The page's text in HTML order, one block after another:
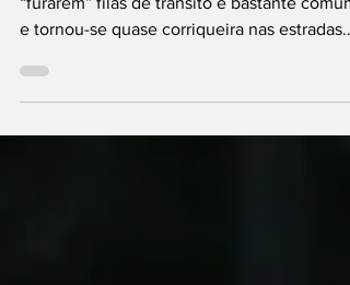
com motos é proibido
“furarem” filas de trânsito é bastante comum
e tornou-se quase corriqueira nas estradas...